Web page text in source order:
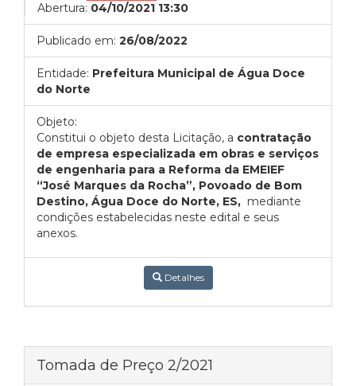
Abertura: 04/10/2021 13:30
Publicado em: 26/08/2022
Entidade: Prefeitura Municipal de Água Doce
do Norte
Objeto:
Constitui o objeto desta Licitação, a contratação
de empresa especializada em obras e serviços
de engenharia para a Reforma da EMEIEF
“José Marques da Rocha”, Povoado de Bom
Destino, Água Doce do Norte, ES, mediante
condições estabelecidas neste edital e seus
anexos.
Detalhes
Tomada de Preço 2/2021